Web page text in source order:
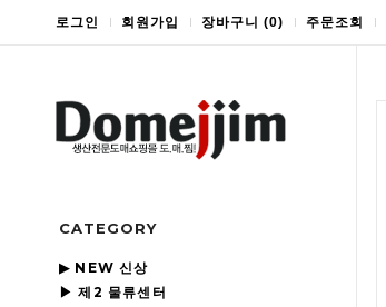
로그인 회원가입 장바구니 (0) 주문조회
CATEGORY
▶ NEW 신상
▶ 제2 물류센터